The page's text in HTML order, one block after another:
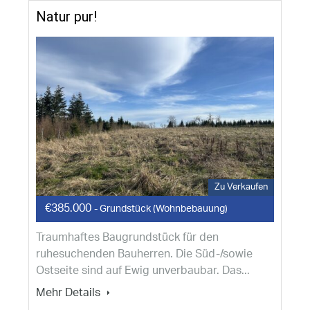
Natur pur!
Zu Verkaufen
€385.000 - Grundstück (Wohnbebauung)
Traumhaftes Baugrundstück für den
ruhesuchenden Bauherren. Die Süd-/sowie
Ostseite sind auf Ewig unverbaubar. Das...
Mehr Details